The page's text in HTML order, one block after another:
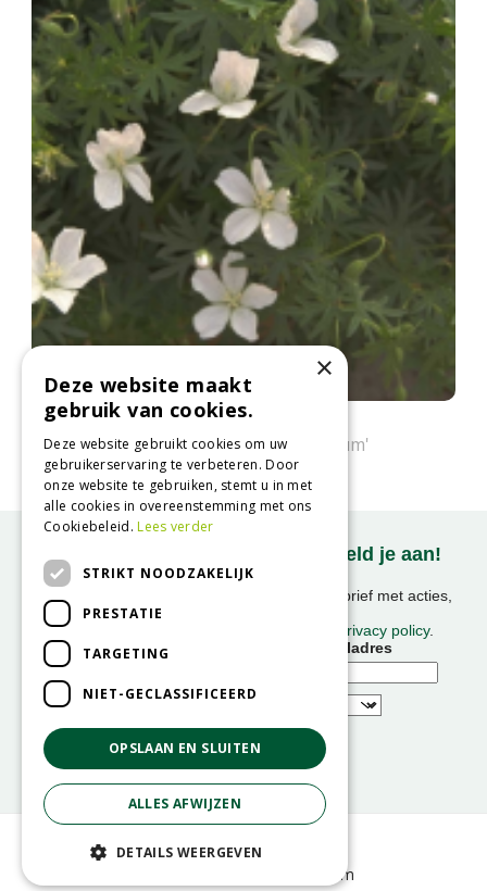
Bloedooievaarsbek
Geranium sanguineum 'Album'
Onze nieuwsbrief ontvangen? Meld je aan!
Ontvang ongeveer 1x per week onze nieuwsbrief met acties,
We slaan uw gegevens op conform onze
privacy policy.
Voornaam
E-mailadres
© GroenRijk
GRS-Platform
×
Deze website maakt
gebruik van cookies.
Deze website gebruikt cookies om uw
gebruikerservaring te verbeteren. Door
onze website te gebruiken, stemt u in met
alle cookies in overeenstemming met ons
Cookiebeleid.Lees verder
STRIKT NOODZAKELIJK
PRESTATIE
TARGETING
NIET-GECLASSIFICEERD
OPSLAAN EN SLUITEN
ALLES AFWIJZEN
DETAILS WEERGEVEN